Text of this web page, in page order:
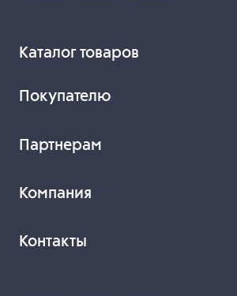
Каталог товаров
Покупателю
Партнерам
Компания
Контакты